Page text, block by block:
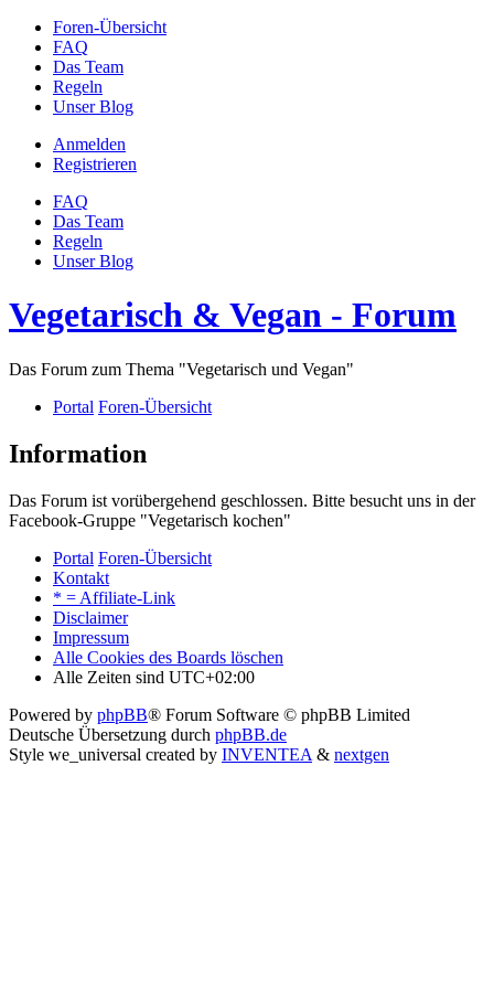
Foren-Übersicht
FAQ
Das Team
Regeln
Unser Blog
Anmelden
Registrieren
FAQ
Das Team
Regeln
Unser Blog
Vegetarisch & Vegan - Forum
Das Forum zum Thema "Vegetarisch und Vegan"
Portal Foren-Übersicht
Information
Das Forum ist vorübergehend geschlossen. Bitte besucht uns in der
Facebook-Gruppe "Vegetarisch kochen"
Portal Foren-Übersicht
Kontakt
* = Affiliate-Link
Disclaimer
Impressum
Alle Cookies des Boards löschen
Alle Zeiten sind UTC+02:00
Powered by phpBB® Forum Software © phpBB Limited
Deutsche Übersetzung durch phpBB.de
Style we_universal created by INVENTEA & nextgen